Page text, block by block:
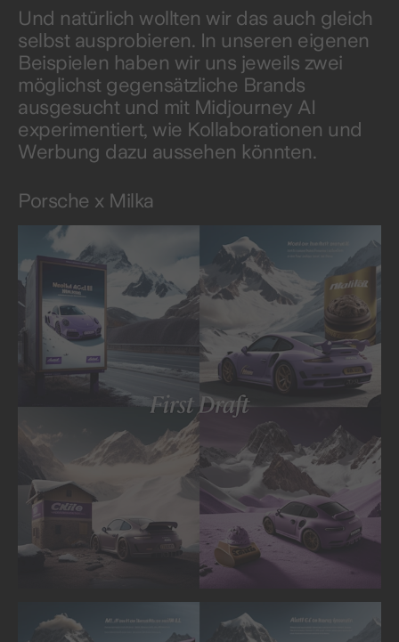
Und natürlich wollten wir das auch gleich
selbst ausprobieren. In unseren eigenen
Beispielen haben wir uns jeweils zwei
möglichst gegensätzliche Brands
ausgesucht und mit Midjourney AI
experimentiert, wie Kollaborationen und
Werbung dazu aussehen könnten.
Porsche x Milka